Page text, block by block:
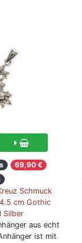
69,90 €
Schmuck
cm Gothic
Silber
aus echt
ist mit